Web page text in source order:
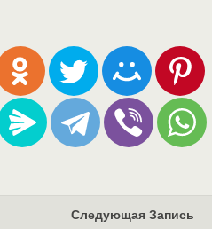
Следующая Запись